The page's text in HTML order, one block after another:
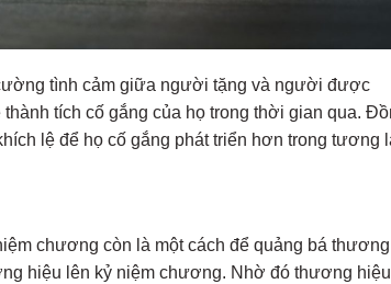
tình cảm giữa người tặng và người được
tích cố gắng của họ trong thời gian qua.
lệ để họ cố gắng phát triển hơn trong tương
chương còn là một cách để quảng bá thương
hiệu lên kỷ niệm chương. Nhờ đó thương hiệu